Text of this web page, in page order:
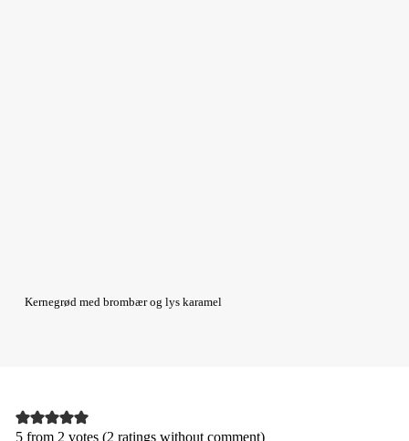
Kernegrød med brombær og lys karamel
5 from 2 votes (2 ratings without comment)